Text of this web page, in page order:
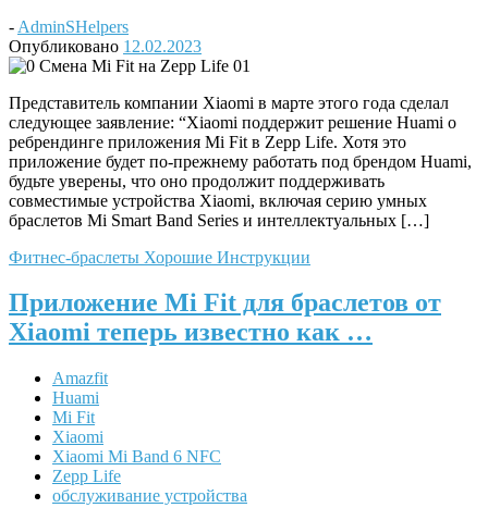
- AdminSHelpers
Опубликовано 12.02.2023
Представитель компании Xiaomi в марте этого года сделал
следующее заявление: “Xiaomi поддержит решение Huami о
ребрендинге приложения Mi Fit в Zepp Life. Хотя это
приложение будет по-прежнему работать под брендом Huami,
будьте уверены, что оно продолжит поддерживать
совместимые устройства Xiaomi, включая серию умных
браслетов Mi Smart Band Series и интеллектуальных […]
Фитнес-браслеты Хорошие Инструкции
Приложение Mi Fit для браслетов от
Xiaomi теперь известно как …
Amazfit
Huami
Mi Fit
Xiaomi
Xiaomi Mi Band 6 NFC
Zepp Life
обслуживание устройства